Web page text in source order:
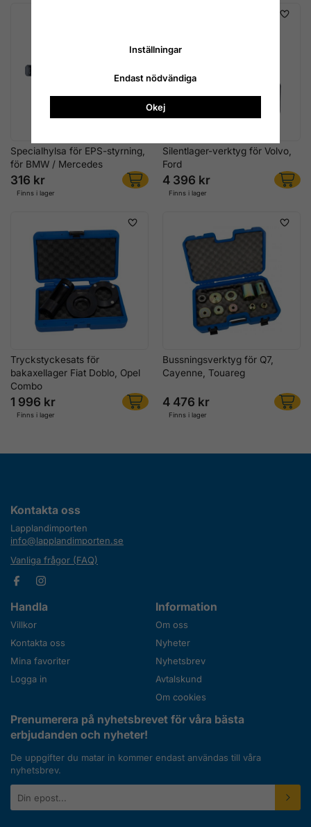
Specialhylsa för EPS-styrning,
för BMW / Mercedes
316 kr
Finns i lager
Silentlager-verktyg för Volvo,
Ford
4 396 kr
Finns i lager
Tryckstyckesats för
bakaxellager Fiat Doblo, Opel
Combo
1 996 kr
Finns i lager
Bussningsverktyg för Q7,
Cayenne, Touareg
4 476 kr
Finns i lager
Kontakta oss
Lapplandimporten
info@lapplandimporten.se
Vanliga frågor (FAQ)
Handla
Villkor
Kontakta oss
Mina favoriter
Logga in
Information
Om oss
Nyheter
Nyhetsbrev
Avtalskund
Om cookies
Prenumerera på nyhetsbrevet för våra bästa
erbjudanden och nyheter!
De uppgifter du matar in kommer endast användas till våra
nyhetsbrev.
postadress
Inställningar
Endast nödvändiga
Okej